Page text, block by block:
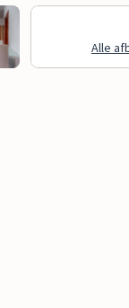
Alle